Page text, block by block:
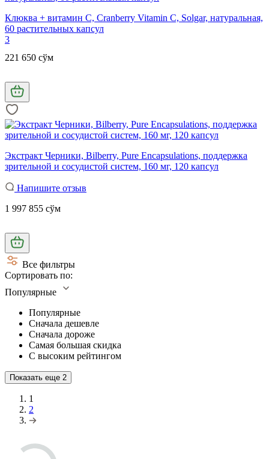
Клюква + витамин С, Cranberry Vitamin C, Solgar, натуральная,
60 растительных капсул
3
221 650 сўм
Экстракт Черники, Bilberry, Pure Encapsulations, поддержка
зрительной и сосудистой систем, 160 мг, 120 капсул
Напишите отзыв
1 997 855 сўм
Все фильтры
Сортировать по:
Популярные
Популярные
Сначала дешевле
Сначала дороже
Самая большая скидка
С высоким рейтингом
Показать еще 2
1
2